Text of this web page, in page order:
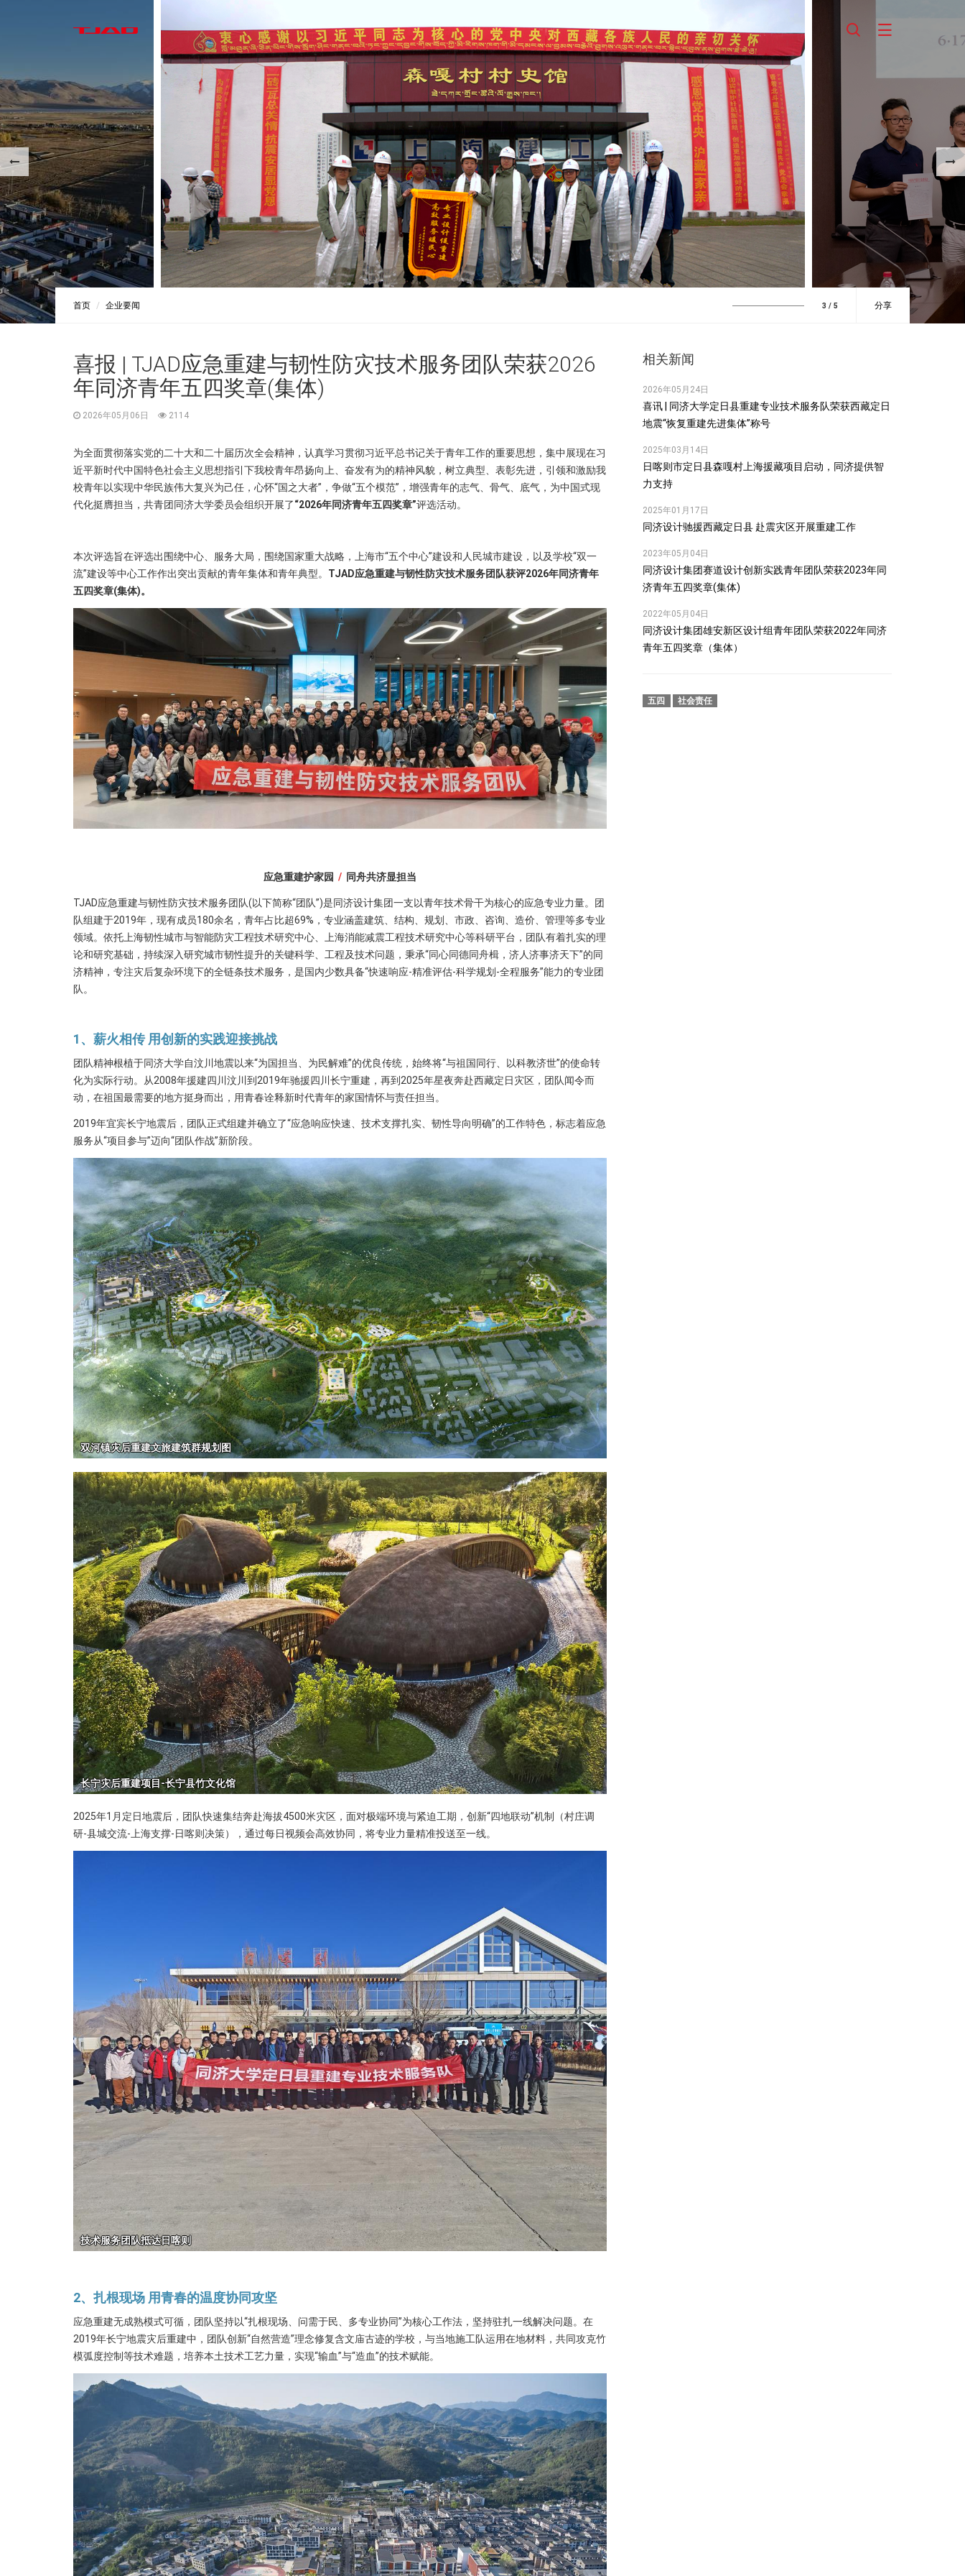
首页 企业要闻 4 / 5 分享
喜报 | TJAD应急重建与韧性防灾技术服务团队荣获2026
年同济青年五四奖章(集体)
2026年05月06日 2114
为全面贯彻落实党的二十大和二十届历次全会精神，认真学习贯彻习近平总书记关于青年工作的重要思想，集中展现在习
近平新时代中国特色社会主义思想指引下我校青年昂扬向上、奋发有为的精神风貌，树立典型、表彰先进，引领和激励我
校青年以实现中华民族伟大复兴为己任，心怀“国之大者”，争做“五个模范”，增强青年的志气、骨气、底气，为中国式现
代化挺膺担当，共青团同济大学委员会组织开展了“2026年同济青年五四奖章”评选活动。
本次评选旨在评选出围绕中心、服务大局，围绕国家重大战略，上海市“五个中心”建设和人民城市建设，以及学校“双一
流”建设等中心工作作出突出贡献的青年集体和青年典型。 TJAD应急重建与韧性防灾技术服务团队获评2026年同济青年
五四奖章(集体)。
应急重建护家园 / 同舟共济显担当
TJAD应急重建与韧性防灾技术服务团队(以下简称“团队”)是同济设计集团一支以青年技术骨干为核心的应急专业力量。团
队组建于2019年，现有成员180余名，青年占比超69%，专业涵盖建筑、结构、规划、市政、咨询、造价、管理等多专业
领域。依托上海韧性城市与智能防灾工程技术研究中心、上海消能减震工程技术研究中心等科研平台，团队有着扎实的理
论和研究基础，持续深入研究城市韧性提升的关键科学、工程及技术问题，秉承“同心同德同舟楫，济人济事济天下”的同
济精神，专注灾后复杂环境下的全链条技术服务，是国内少数具备“快速响应-精准评估-科学规划-全程服务”能力的专业团
队。
1、 薪火相传 用创新的实践迎接挑战
团队精神根植于同济大学自汶川地震以来“为国担当、为民解难”的优良传统，始终将“与祖国同行、以科教济世”的使命转
化为实际行动。从2008年援建四川汶川到2019年驰援四川长宁重建，再到2025年星夜奔赴西藏定日灾区，团队闻令而
动，在祖国最需要的地方挺身而出，用青春诠释新时代青年的家国情怀与责任担当。
2019年宜宾长宁地震后，团队正式组建并确立了“应急响应快速、技术支撑扎实、韧性导向明确”的工作特色，标志着应急
服务从“项目参与”迈向“团队作战”新阶段。
2025年1月定日地震后，团队快速集结奔赴海拔4500米灾区，面对极端环境与紧迫工期，创新“四地联动”机制（村庄调
研-县城交流-上海支撑-日喀则决策），通过每日视频会高效协同，将专业力量精准投送至一线。
2、 扎根现场 用青春的温度协同攻坚
应急重建无成熟模式可循，团队坚持以“扎根现场、问需于民、多专业协同”为核心工作法，坚持驻扎一线解决问题。在
2019年长宁地震灾后重建中，团队创新“自然营造”理念修复含文庙古迹的学校，与当地施工队运用在地材料，共同攻克竹
模弧度控制等技术难题，培养本土技术工艺力量，实现“输血”与“造血”的技术赋能。
相关新闻
2026年05月24日
喜讯 | 同济大学定日县重建专业技术服务队荣获西藏定日
地震“恢复重建先进集体”称号
2025年03月14日
日喀则市定日县森嘎村上海援藏项目启动，同济提供智
力支持
2025年01月17日
同济设计驰援西藏定日县 赴震灾区开展重建工作
2023年05月04日
同济设计集团赛道设计创新实践青年团队荣获2023年同
济青年五四奖章(集体)
2022年05月04日
同济设计集团雄安新区设计组青年团队荣获2022年同济
青年五四奖章（集体）
五四 社会责任